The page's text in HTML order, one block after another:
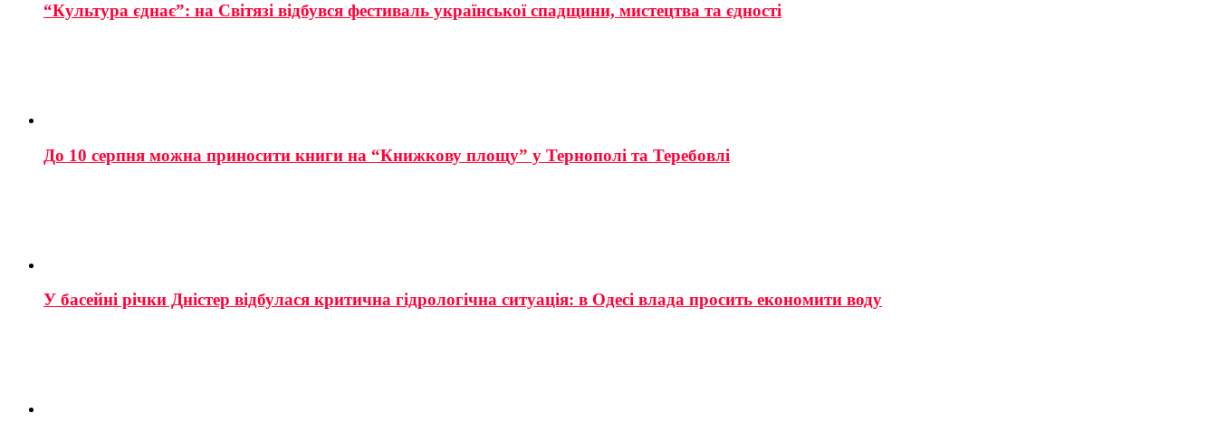
“Культура єднає”: на Світязі відбувся фестиваль української спадщини, мистецтва та єдності
До 10 серпня можна приносити книги на “Книжкову площу” у Тернополі та Теребовлі
У басейні річки Дністер відбулася критична гідрологічна ситуація: в Одесі влада просить економити воду